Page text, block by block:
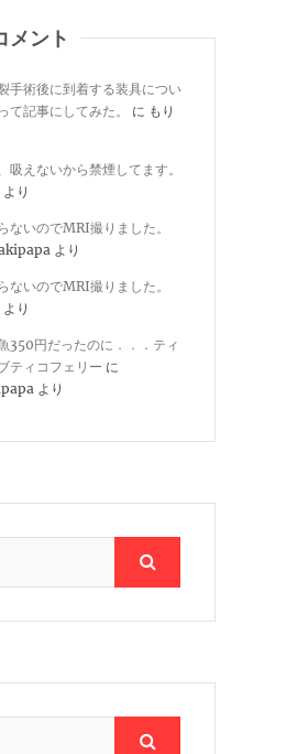
メント
手術後に到着する装具につい
て記事にしてみた。
に もり
吸えないから禁煙してます。
より
ないのでMRI撮りました。
より
ないのでMRI撮りました。
より
350円だったのに．．．ティ
ティコフェリー に
より